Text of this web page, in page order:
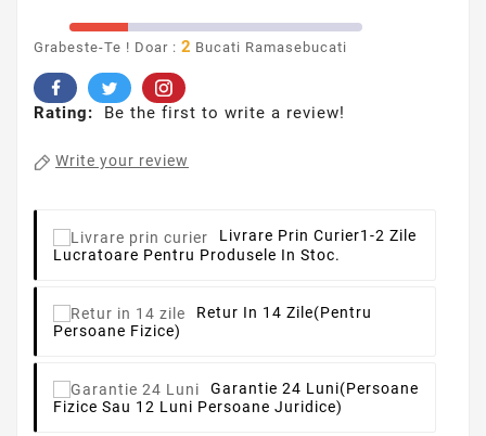
Grabeste-Te ! Doar : 2 Bucati Ramasebucati
Rating: Be the first to write a review!
Write your review
Livrare Prin Curier1-2 Zile
Lucratoare Pentru Produsele In Stoc.
Retur In 14 Zile(pentru
Persoane Fizice)
Garantie 24 Luni(persoane
Fizice Sau 12 Luni Persoane Juridice)